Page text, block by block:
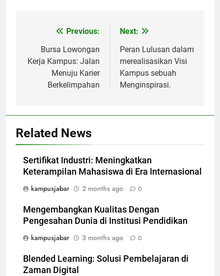
navigation
Previous:
Bursa Lowongan
Kerja Kampus: Jalan
Menuju Karier
Berkelimpahan
Next:
Peran Lulusan dalam
merealisasikan Visi
Kampus sebuah
Menginspirasi.
Related News
Sertifikat Industri: Meningkatkan
Keterampilan Mahasiswa di Era Internasional
kampusjabar
2 months ago 0
Mengembangkan Kualitas Dengan
Pengesahan Dunia di Institusi Pendidikan
kampusjabar
3 months ago 0
Blended Learning: Solusi Pembelajaran di
Zaman Digital